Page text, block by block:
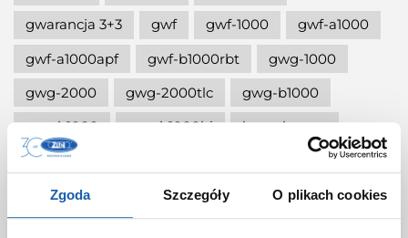
Zgoda Szczegóły O plikach cookies
gwarancja 3+3
gwf gwf-1000
gwf-a1000
gwf-a1000apf
gwf-b1000rbt
gwg-1000
gwg-2000
gwg-2000tlc
gwg-b1000
gwr-b1000
gwr-b1000hj
hana-basara
hidden talents
ignite red
illuminator g-shock